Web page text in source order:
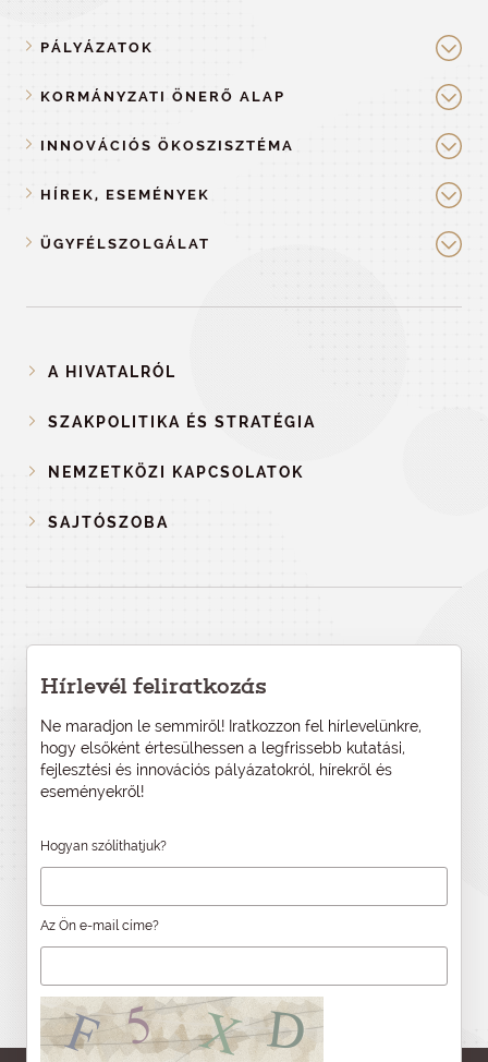
PÁLYÁZATOK
KORMÁNYZATI ÖNERŐ ALAP
INNOVÁCIÓS ÖKOSZISZTÉMA
HÍREK, ESEMÉNYEK
ÜGYFÉLSZOLGÁLAT
A HIVATALRÓL
SZAKPOLITIKA ÉS STRATÉGIA
NEMZETKÖZI KAPCSOLATOK
SAJTÓSZOBA
Hírlevél feliratkozás
Ne maradjon le semmiről! Iratkozzon fel hírlevelünkre,
hogy elsőként értesülhessen a legfrissebb kutatási,
fejlesztési és innovációs pályázatokról, hírekről és
eseményekről!
Hogyan szólíthatjuk?
Az Ön e-mail címe?